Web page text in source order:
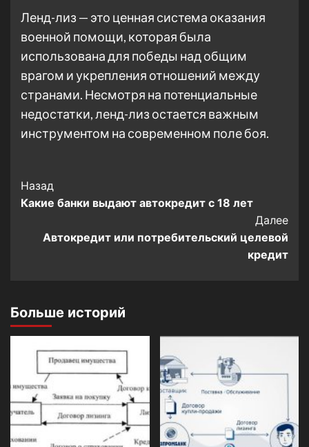
Ленд-лиз — это ценная система оказания
военной помощи, которая была
использована для победы над общим
врагом и укрепления отношений между
странами. Несмотря на потенциальные
недостатки, ленд-лиз остается важным
инструментом на современном поле боя.
Post
Navigation
Назад
Какие банки выдают автокредит с 18 лет
Далее
Автокредит или потребительский целевой
кредит
Больше историй